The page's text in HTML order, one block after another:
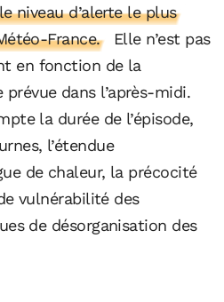
niveau d’alerte le plus
France.
Elle n’est pas
en fonction de la
dans l’après-midi.
la durée de l’épisode,
l’étendue
de chaleur, la précocité
vulnérabilité des
de désorganisation des